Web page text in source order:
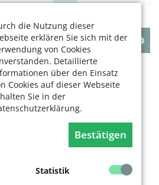
die Nutzung dieser
erklären Sie sich mit der
von Cookies
Detaillierte
über den Einsatz
Cookies auf dieser Webseite
Sie in der
Bestätigen
Statistik
2026
DO FR SA
1
6 7
13 14
22
29
30